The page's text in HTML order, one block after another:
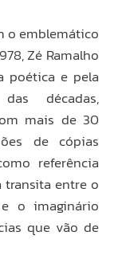
o emblemático
Zé Ramalho
poética e pela
décadas,
mais de 30
de cópias
referência
transita entre o
o imaginário
que vão de